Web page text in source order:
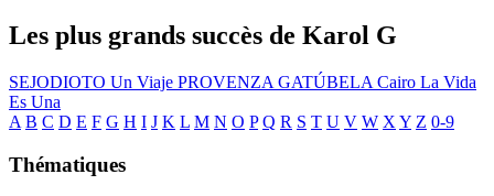
Les plus grands succès de Karol G
SEJODIOTO Un Viaje PROVENZA GATÚBELA Cairo La Vida
Es Una
A B C D E F G H I J K L M N O P Q R S T U V W X Y Z 0-9
Thématiques